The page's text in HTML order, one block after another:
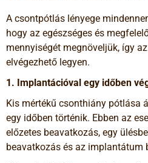
A csontpótlás lényege
hogy az egészséges és
mennyiségét megnöveljük, így
elvégezhető legyen.
1. Implantációval egy időben vé
Kis mértékű csonthiány pótlása
egy időben történik. Ebben az
előzetes beavatkozás, egy
beavatkozás és az implantátum